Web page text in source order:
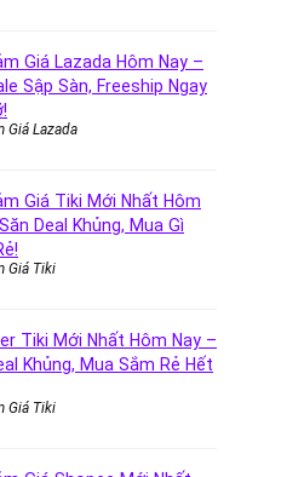
Giá Lazada Hôm Nay –
Sập Sàn, Freeship Ngay
Giá Lazada
Giá Tiki Mới Nhất Hôm
Deal Khủng, Mua Gì
Giá Tiki
Tiki Mới Nhất Hôm Nay –
Khủng, Mua Sắm Rẻ Hết
Giá Tiki